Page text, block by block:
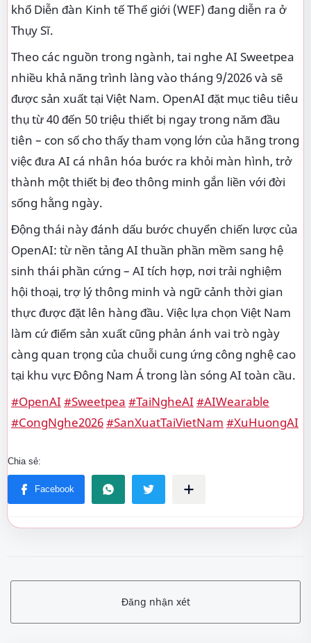
khổ Diễn đàn Kinh tế Thế giới (WEF) đang diễn ra ở
Thụy Sĩ.
Theo các nguồn trong ngành, tai nghe AI Sweetpea
nhiều khả năng trình làng vào tháng 9/2026 và sẽ
được sản xuất tại Việt Nam. OpenAI đặt mục tiêu tiêu
thụ từ 40 đến 50 triệu thiết bị ngay trong năm đầu
tiên – con số cho thấy tham vọng lớn của hãng trong
việc đưa AI cá nhân hóa bước ra khỏi màn hình, trở
thành một thiết bị đeo thông minh gắn liền với đời
sống hằng ngày.
Động thái này đánh dấu bước chuyển chiến lược của
OpenAI: từ nền tảng AI thuần phần mềm sang hệ
sinh thái phần cứng – AI tích hợp, nơi trải nghiệm
hội thoại, trợ lý thông minh và ngữ cảnh thời gian
thực được đặt lên hàng đầu. Việc lựa chọn Việt Nam
làm cứ điểm sản xuất cũng phản ánh vai trò ngày
càng quan trọng của chuỗi cung ứng công nghệ cao
tại khu vực Đông Nam Á trong làn sóng AI toàn cầu.
#OpenAI #Sweetpea #TaiNgheAI #AIWearable
#CongNghe2026#SanXuatTaiVietNam #XuHuongAI
Đăng nhận xét